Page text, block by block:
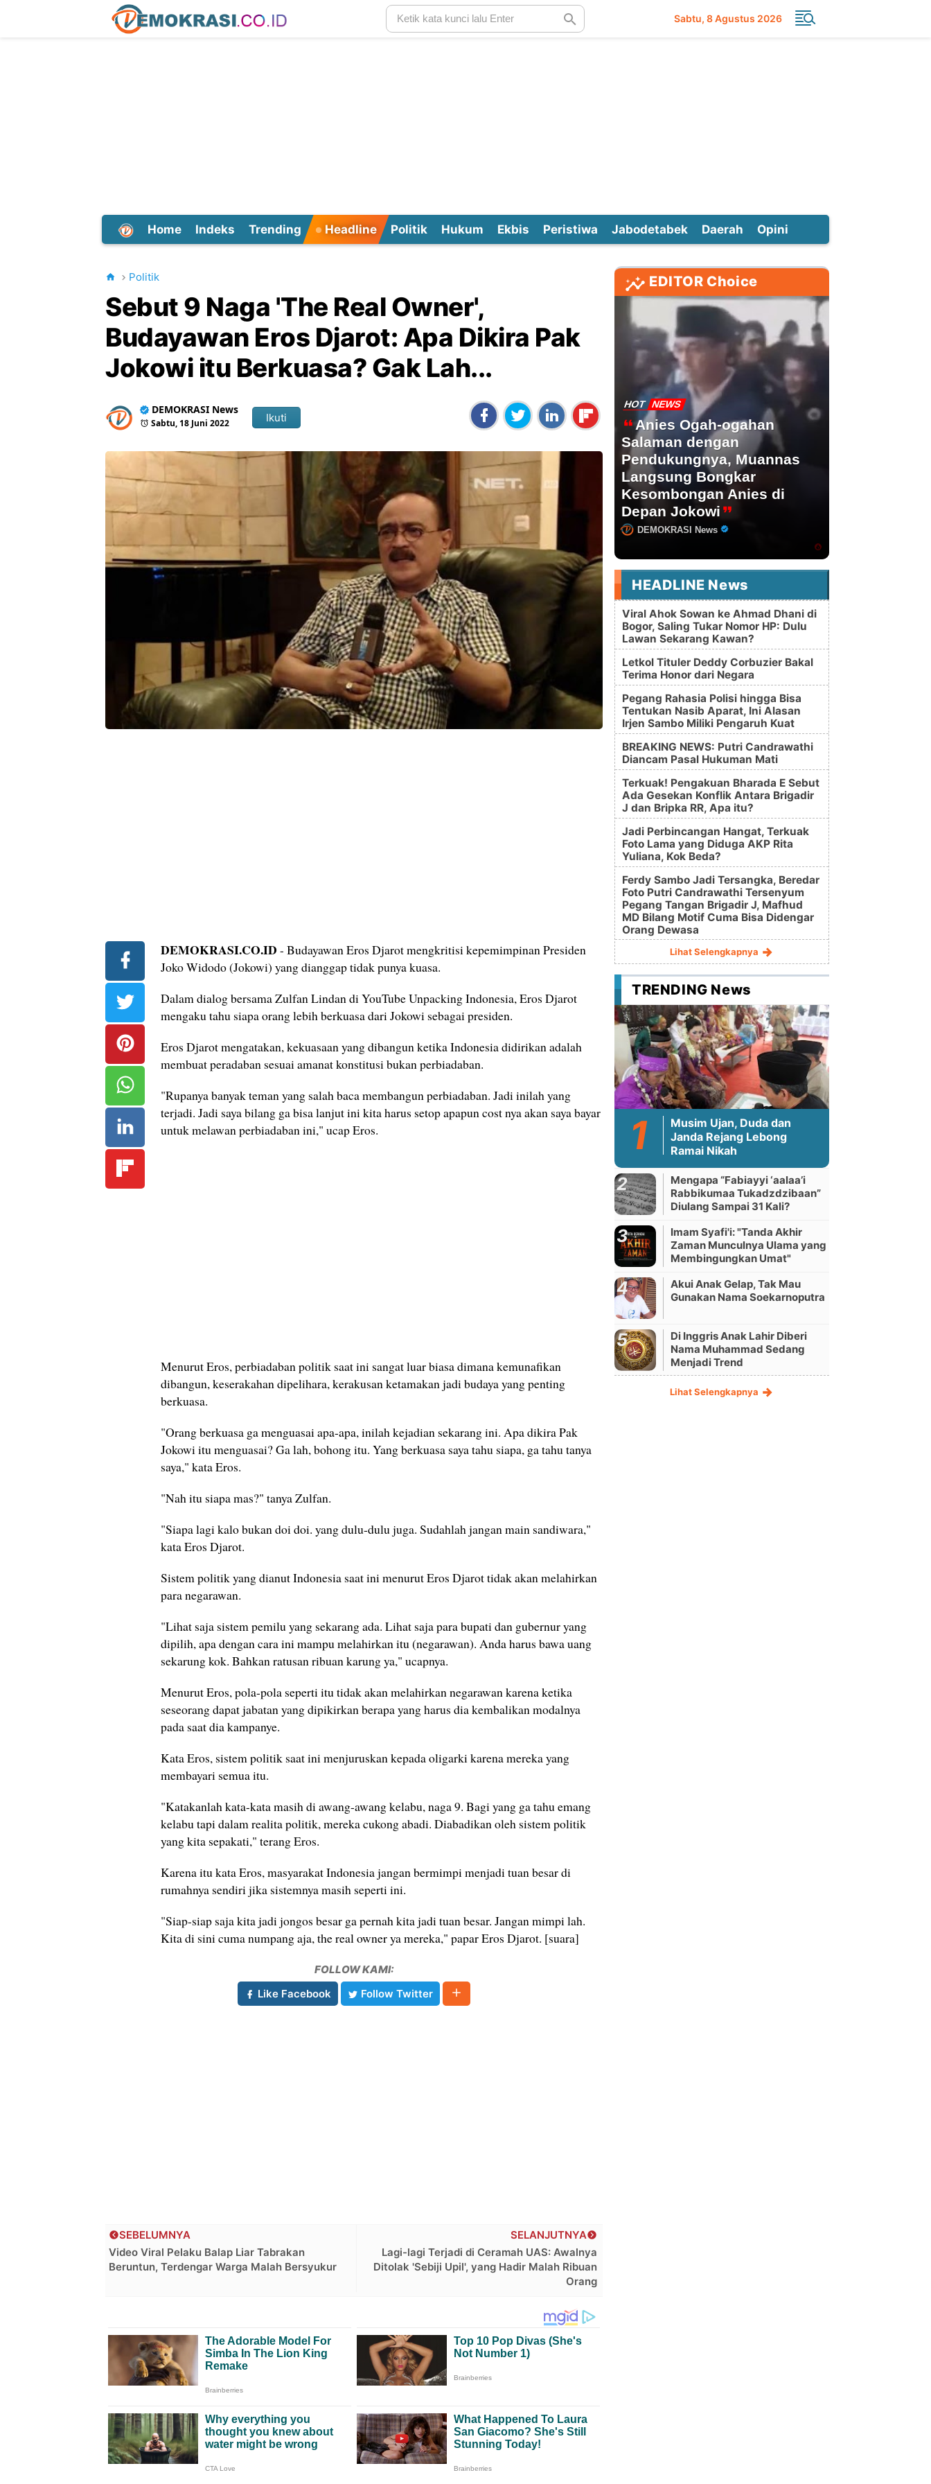
Sabtu 8 Agustus 2026
Home Indeks Trending Headline Politik Hukum Ekbis Peristiwa Jabodetabek Daerah Opini
Politik
Sebut 9 Naga 'The Real Owner',
Budayawan Eros Djarot: Apa Dikira Pak
Jokowi itu Berkuasa? Gak Lah...
DEMOKRASI News
Sabtu, 18 Juni 2022 Ikuti
DEMOKRASI.CO.ID - Budayawan Eros Djarot mengkritisi kepemimpinan Presiden
Joko Widodo (Jokowi) yang dianggap tidak punya kuasa.
Dalam dialog bersama Zulfan Lindan di YouTube Unpacking Indonesia, Eros Djarot
mengaku tahu siapa orang lebih berkuasa dari Jokowi sebagai presiden.
Eros Djarot mengatakan, kekuasaan yang dibangun ketika Indonesia didirikan adalah
membuat peradaban sesuai amanat konstitusi bukan perbiadaban.
"Rupanya banyak teman yang salah baca membangun perbiadaban. Jadi inilah yang
terjadi. Jadi saya bilang ga bisa lanjut ini kita harus setop apapun cost nya akan saya bayar
untuk melawan perbiadaban ini," ucap Eros.
Menurut Eros, perbiadaban politik saat ini sangat luar biasa dimana kemunafikan
dibangun, keserakahan dipelihara, kerakusan ketamakan jadi budaya yang penting
berkuasa.
"Orang berkuasa ga menguasai apa-apa, inilah kejadian sekarang ini. Apa dikira Pak
Jokowi itu menguasai? Ga lah, bohong itu. Yang berkuasa saya tahu siapa, ga tahu tanya
saya," kata Eros.
"Nah itu siapa mas?" tanya Zulfan.
"Siapa lagi kalo bukan doi doi. yang dulu-dulu juga. Sudahlah jangan main sandiwara,"
kata Eros Djarot.
Sistem politik yang dianut Indonesia saat ini menurut Eros Djarot tidak akan melahirkan
para negarawan.
"Lihat saja sistem pemilu yang sekarang ada. Lihat saja para bupati dan gubernur yang
dipilih, apa dengan cara ini mampu melahirkan itu (negarawan). Anda harus bawa uang
sekarung kok. Bahkan ratusan ribuan karung ya," ucapnya.
Menurut Eros, pola-pola seperti itu tidak akan melahirkan negarawan karena ketika
seseorang dapat jabatan yang dipikirkan berapa yang harus dia kembalikan modalnya
pada saat dia kampanye.
Kata Eros, sistem politik saat ini menjuruskan kepada oligarki karena mereka yang
membayari semua itu.
"Katakanlah kata-kata masih di awang-awang kelabu, naga 9. Bagi yang ga tahu emang
kelabu tapi dalam realita politik, mereka cukong abadi. Diabadikan oleh sistem politik
yang kita sepakati," terang Eros.
Karena itu kata Eros, masyarakat Indonesia jangan bermimpi menjadi tuan besar di
rumahnya sendiri jika sistemnya masih seperti ini.
"Siap-siap saja kita jadi jongos besar ga pernah kita jadi tuan besar. Jangan mimpi lah.
Kita di sini cuma numpang aja, the real owner ya mereka," papar Eros Djarot. [suara]
FOLLOW KAMI:
Like Facebook
Follow Twitter
SELANJUTNYA
Lagi-lagi Terjadi di Ceramah UAS: Awalnya
Ditolak 'Sebiji Upil', yang Hadir Malah Ribuan
Orang
SEBELUMNYA
Video Viral Pelaku Balap Liar Tabrakan
Beruntun, Terdengar Warga Malah Bersyukur
EDITOR Choice
HOT NEWS
Anies Ogah-ogahan
Salaman dengan
Pendukungnya, Muannas
Langsung Bongkar
Kesombongan Anies di
Depan Jokowi
DEMOKRASI News
HEADLINE News
Viral Ahok Sowan ke Ahmad Dhani di
Bogor, Saling Tukar Nomor HP: Dulu
Lawan Sekarang Kawan?
Letkol Tituler Deddy Corbuzier Bakal
Terima Honor dari Negara
Pegang Rahasia Polisi hingga Bisa
Tentukan Nasib Aparat, Ini Alasan
Irjen Sambo Miliki Pengaruh Kuat
BREAKING NEWS: Putri Candrawathi
Diancam Pasal Hukuman Mati
Terkuak! Pengakuan Bharada E Sebut
Ada Gesekan Konflik Antara Brigadir
J dan Bripka RR, Apa itu?
Jadi Perbincangan Hangat, Terkuak
Foto Lama yang Diduga AKP Rita
Yuliana, Kok Beda?
Ferdy Sambo Jadi Tersangka, Beredar
Foto Putri Candrawathi Tersenyum
Pegang Tangan Brigadir J, Mafhud
MD Bilang Motif Cuma Bisa Didengar
Orang Dewasa
Lihat Selengkapnya
TRENDING News
Musim Ujan, Duda dan
Janda Rejang Lebong
Ramai Nikah
Mengapa “Fabiayyi ‘aalaa’i
Rabbikumaa Tukadzdzibaan”
Diulang Sampai 31 Kali?
Imam Syafi'i: "Tanda Akhir
Zaman Munculnya Ulama yang
Membingungkan Umat"
Akui Anak Gelap, Tak Mau
Gunakan Nama Soekarnoputra
Di Inggris Anak Lahir Diberi
Nama Muhammad Sedang
Menjadi Trend
Lihat Selengkapnya